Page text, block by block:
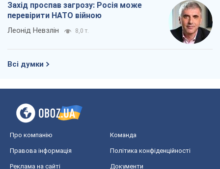
Захід проспав загрозу: Росія може
перевірити НАТО війною
Леонід Невзлін 8,0 т.
Всі думки
Про компанію Команда
Правова інформація Політика конфіденційності
Реклама на сайті Документи